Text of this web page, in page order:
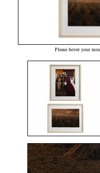
Please hover your